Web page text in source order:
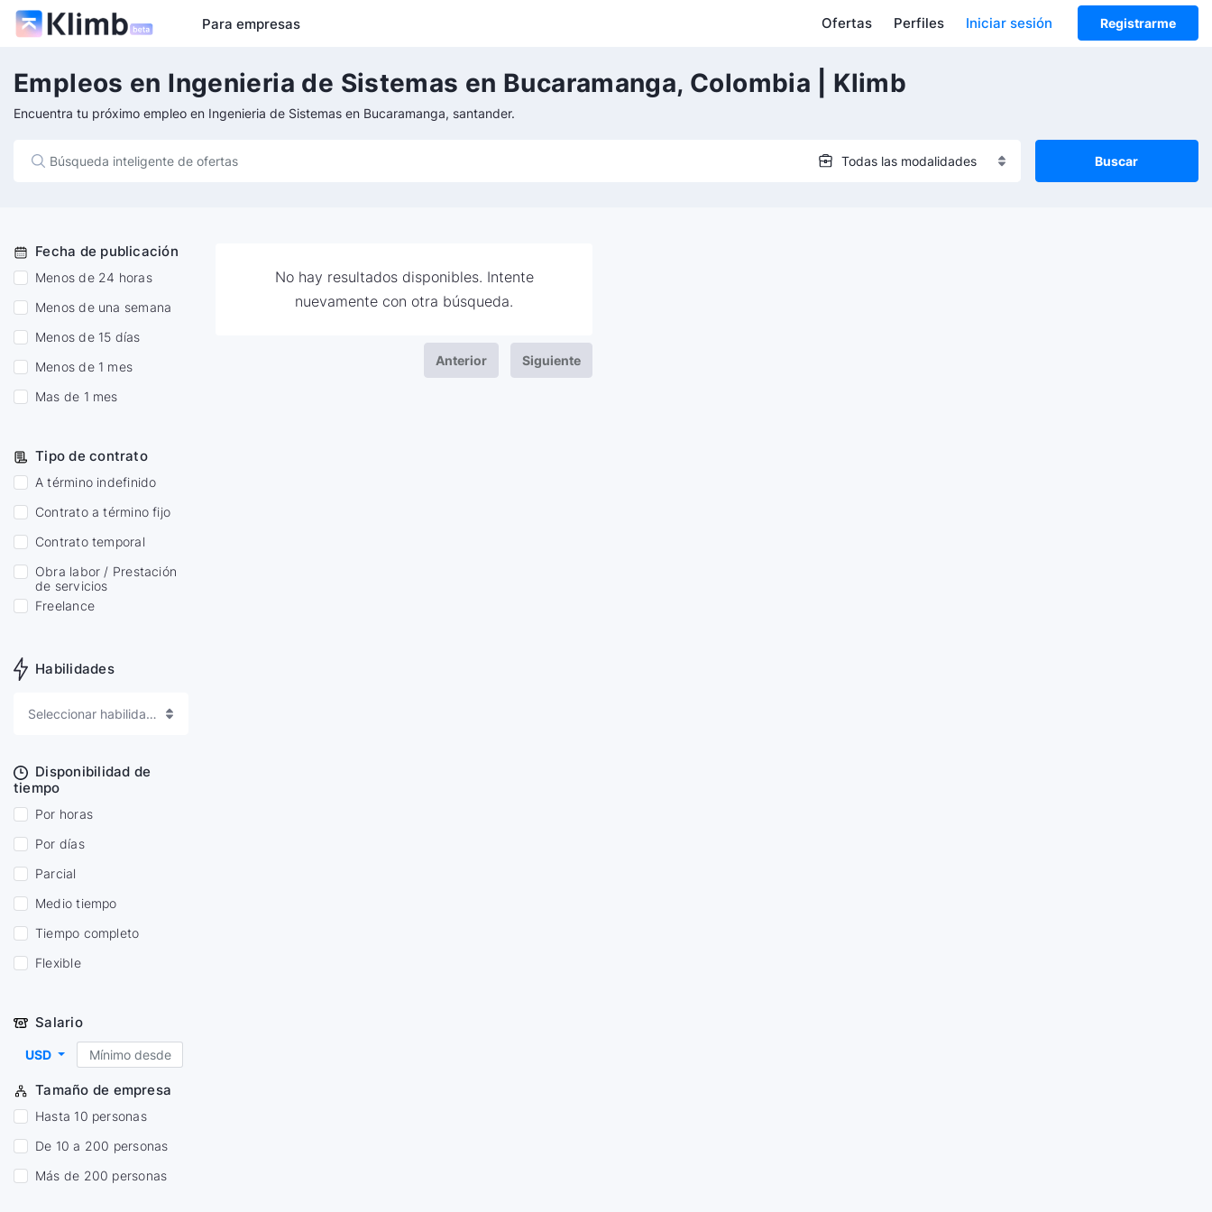
Para empresas Ofertas Perfiles Iniciar sesión Registrarme
Empleos en Ingenieria de Sistemas en Bucaramanga, Colombia | Klimb
Encuentra tu próximo empleo en Ingenieria de Sistemas en Bucaramanga, santander.
Todas las modalidades Buscar
Fecha de publicación
Menos de 24 horas
Menos de una semana
Menos de 15 días
Menos de 1 mes
Mas de 1 mes
Tipo de contrato
A término indefinido
Contrato a término fijo
Contrato temporal
Obra labor / Prestación
de servicios
Freelance
Habilidades
Seleccionar habilidades
Disponibilidad de
tiempo
Por horas
Por días
Parcial
Medio tiempo
Tiempo completo
Flexible
Salario
USD
Tamaño de empresa
Hasta 10 personas
De 10 a 200 personas
Más de 200 personas
No hay resultados disponibles. Intente
nuevamente con otra búsqueda.
Anterior Siguiente